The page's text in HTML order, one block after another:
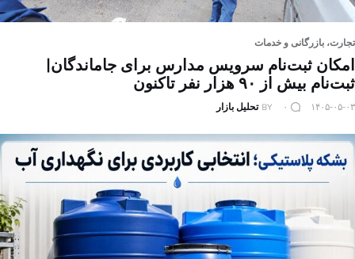
تجارت، بازرگانی و خدمات
امکان ثبت‌نام سرویس مدارس برای جاماندگان|
ثبت‌نام بیش از ۹۰ هزار نفر تاکنون
۱۴۰۵-۰۵-۰۳ ۰ BY تحلیل بازار